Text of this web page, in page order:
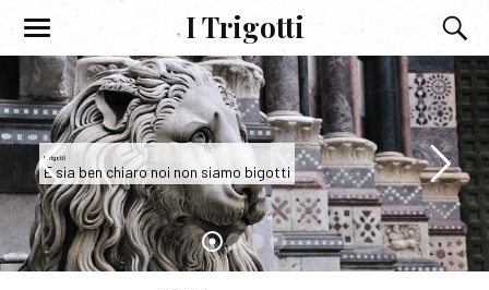
I Trigotti
I Trigotti
E sia ben chiaro noi non siamo bigotti